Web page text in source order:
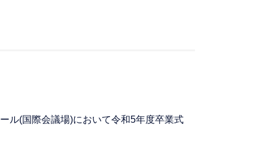
ル(国際会議場)において令和5年度卒業式